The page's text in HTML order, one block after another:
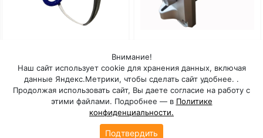
Под заказ: 30 дней Под заказ: 30 дней
Внимание!
Наш сайт использует cookie для хранения данных, включая
данные Яндекс.Метрики, чтобы сделать сайт удобнее. .
Продолжая использовать сайт, Вы даете согласие на работу с
этими файлами. Подробнее — в Политике
конфиденциальности.
Подтвердить